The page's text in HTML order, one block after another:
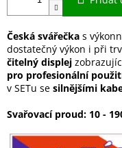
Česká svářečka s
dostatečný výkon i při
čitelný displej
pro profesionální
v SETu se silnějšími
Svařovací proud: 10 -